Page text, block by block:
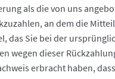
als die von uns
an dem die
Sie bei der
wegen dieser
erbracht haben,